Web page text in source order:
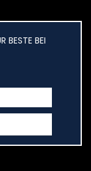
BESTE BEI